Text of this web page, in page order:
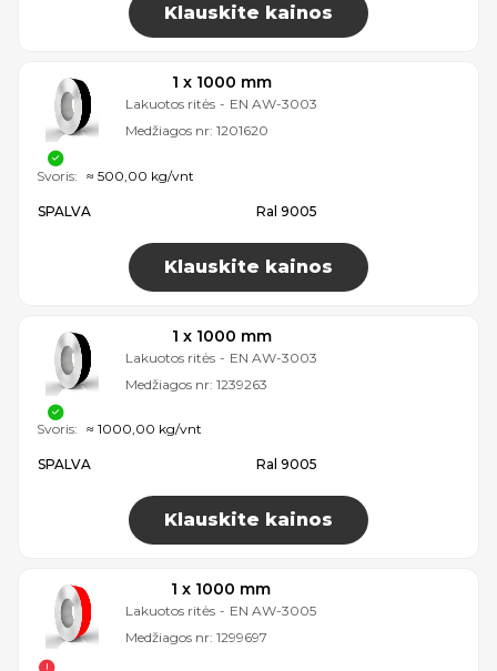
Klauskite kainos
1 x 1000 mm
Lakuotos ritės - EN AW-3003
Medžiagos nr: 1201620
SPALVA Ral 9005
Klauskite kainos
Svoris: ≈ 500,00 kg/vnt
1 x 1000 mm
Lakuotos ritės - EN AW-3003
Medžiagos nr: 1239263
SPALVA Ral 9005
Klauskite kainos
Svoris: ≈ 1000,00 kg/vnt
1 x 1000 mm
Lakuotos ritės - EN AW-3005
Medžiagos nr: 1299697